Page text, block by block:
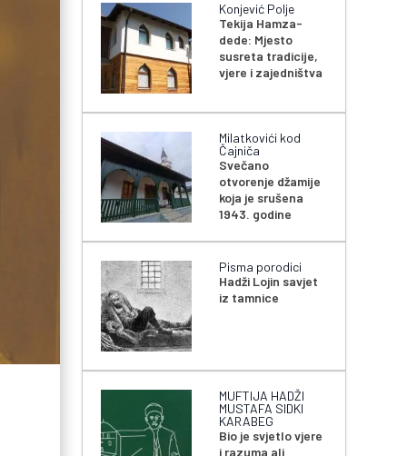
Konjević Polje
Tekija Hamza-
dede: Mjesto
susreta tradicije,
vjere i zajedništva
Milatkovići kod
Čajniča
Svečano
otvorenje džamije
koja je srušena
1943. godine
Pisma porodici
Hadži Lojin savjet
iz tamnice
MUFTIJA HADŽI
MUSTAFA SIDKI
KARABEG
Bio je svjetlo vjere
i razuma ali